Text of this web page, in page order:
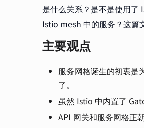
是什么关系？是不是使用了
Istio mesh 中的服务？这篇
主要观点
服务网格诞生的初衷是
了。
虽然 Istio 中内置了
API 网关和服务网格正